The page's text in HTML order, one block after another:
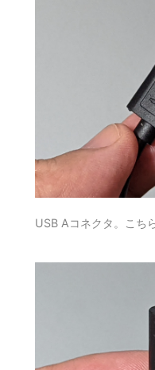
USB Aコネクタ。こち